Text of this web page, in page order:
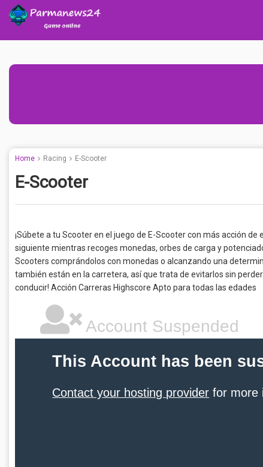
Home Racing E-Scooter
E-Scooter
¡Súbete a tu Scooter en el juego de E-Scooter con más acción
siguiente mientras recoges monedas, orbes de carga y
Scooters comprándolos con monedas o alcanzando una
también están en la carretera, así que trata de evitarlos sin
conducir! Acción Carreras Highscore Apto para todas las edades